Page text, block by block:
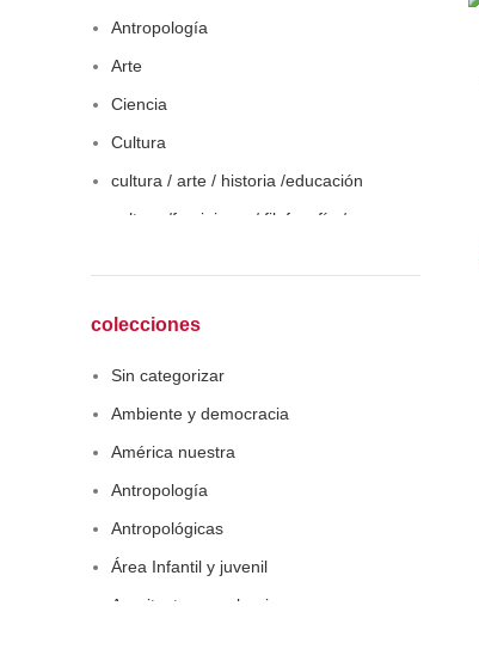
Antropología
Arte
Ciencia
Cultura
cultura / arte / historia /educación
cultura /feminismo / filofosofía /
Economía
colecciones
Sin categorizar
Ambiente y democracia
América nuestra
Antropología
Antropológicas
Área Infantil y juvenil
Arquitectura y urbanismo